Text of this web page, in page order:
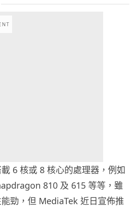
6 核或 8 核心的處理器，例如
810 及 615 等等，雖
勁，但 MediaTek 近日宣佈推